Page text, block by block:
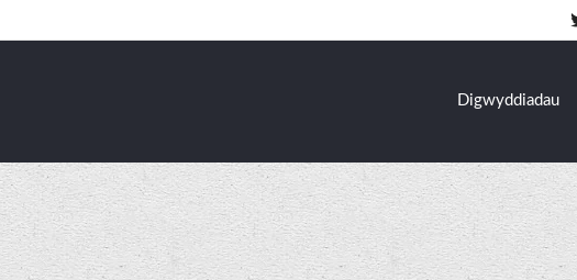
Digwyddiadau